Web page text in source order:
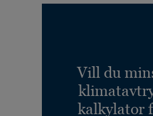
Vill du
kalkylator